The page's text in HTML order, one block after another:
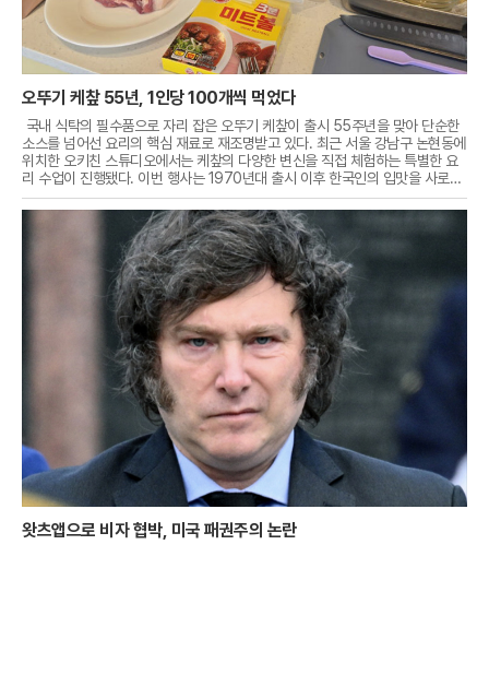
오뚜기 케챂 55년, 1인당 100개씩 먹었다
국내 식탁의 필수품으로 자리 잡은 오뚜기 케챂이 출시 55주년을 맞아 단순한
소스를 넘어선 요리의 핵심 재료로 재조명받고 있다. 최근 서울 강남구 논현동에
위치한 오키친 스튜디오에서는 케챂의 다양한 변신을 직접 체험하는 특별한 요
리 수업이 진행됐다. 이번 행사는 1970년대 출시 이후 한국인의 입맛을 사로잡
으며
왓츠앱으로 비자 협박, 미국 패권주의 논란